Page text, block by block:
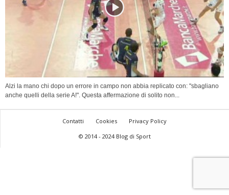
Alzi la mano chi dopo un errore in campo non abbia replicato con: "sbagliano
anche quelli della serie A!". Questa affermazione di solito non...
Contatti Cookies
Privacy Policy
© 2014 - 2024 Blog di Sport